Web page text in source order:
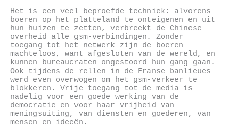
Het is een veel beproefde techniek: alvorens
boeren op het platteland te onteigenen en uit
hun huizen te zetten, verbreekt de Chinese
overheid alle gsm-verbindingen. Zonder
toegang tot het netwerk zijn de boeren
machteloos, want afgesloten van de wereld, en
kunnen bureaucraten ongestoord hun gang gaan.
Ook tijdens de rellen in de Franse banlieues
werd even overwogen om het gsm-verkeer te
blokkeren. Vrije toegang tot de media is
nadelig voor een goede werking van de
democratie en voor haar vrijheid van
meningsuiting, van diensten en goederen, van
mensen en ideeën.